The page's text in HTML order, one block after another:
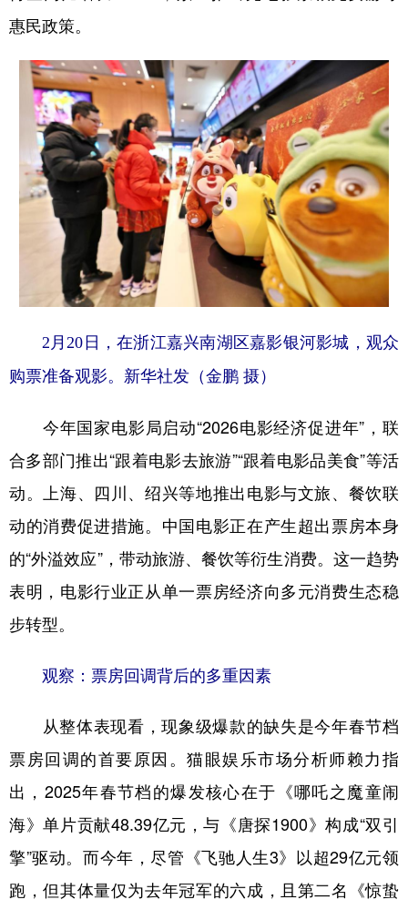
惠民政策。
2月20日，在浙江嘉兴南湖区嘉影银河影城，观众
购票准备观影。新华社发（金鹏 摄）
今年国家电影局启动“2026电影经济促进年”，联
合多部门推出“跟着电影去旅游”“跟着电影品美食”等活
动。上海、四川、绍兴等地推出电影与文旅、餐饮联
动的消费促进措施。中国电影正在产生超出票房本身
的“外溢效应”，带动旅游、餐饮等衍生消费。这一趋势
表明，电影行业正从单一票房经济向多元消费生态稳
步转型。
观察：票房回调背后的多重因素
从整体表现看，现象级爆款的缺失是今年春节档
票房回调的首要原因。猫眼娱乐市场分析师赖力指
出，2025年春节档的爆发核心在于《哪吒之魔童闹
海》单片贡献48.39亿元，与《唐探1900》构成“双引
擎”驱动。而今年，尽管《飞驰人生3》以超29亿元领
跑，但其体量仅为去年冠军的六成，且第二名《惊蛰